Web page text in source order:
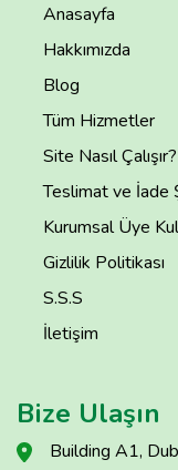
Anasayfa
Hakkımızda
Blog
Tüm Hizmetler
Site Nasıl Çalışır?
Teslimat ve İade
Kurumsal Üye
Gizlilik Politikası
S.S.S
İletişim
Bize Ulaşın
Building A1,